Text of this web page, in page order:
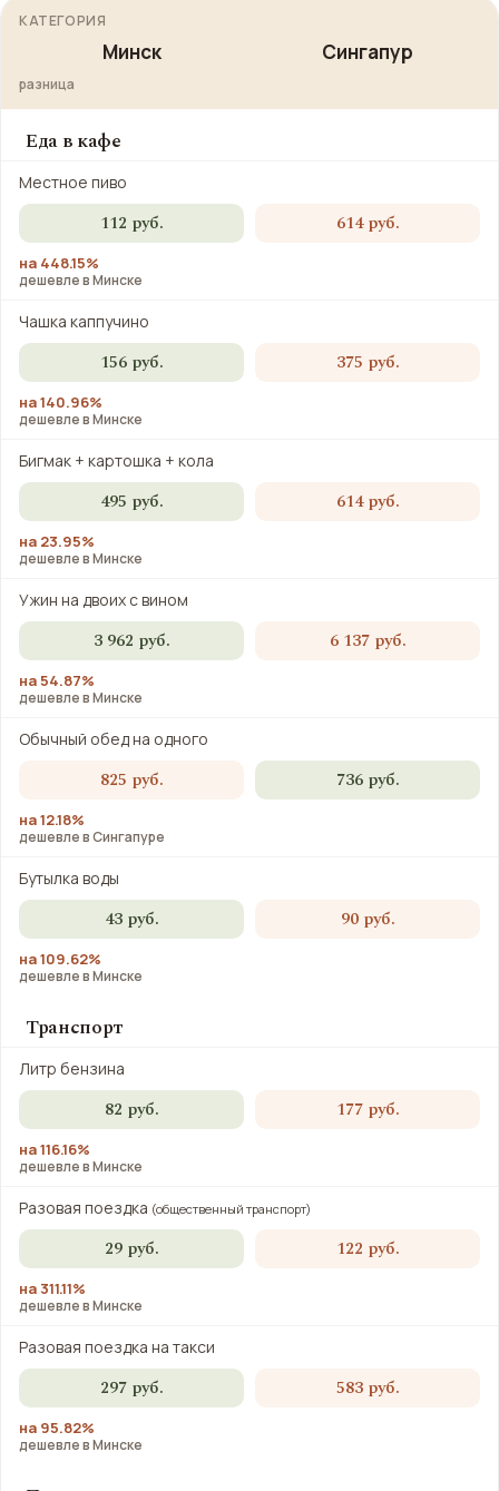
КАТЕГОРИЯ
Минск Сингапур
разница
Еда в кафе
Местное пиво
112 руб. 614 руб.
на 448.15%
дешевле в Минске
Чашка каппучино
156 руб. 375 руб.
на 140.96%
дешевле в Минске
Бигмак + картошка + кола
495 руб. 614 руб.
на 23.95%
дешевле в Минске
Ужин на двоих с вином
3 962 руб. 6 137 руб.
на 54.87%
дешевле в Минске
Обычный обед на одного
825 руб. 736 руб.
на 12.18%
дешевле в Сингапуре
Бутылка воды
43 руб. 90 руб.
на 109.62%
дешевле в Минске
Транспорт
Литр бензина
82 руб. 177 руб.
на 116.16%
дешевле в Минске
Разовая поездка (общественный транспорт)
29 руб. 122 руб.
на 311.11%
дешевле в Минске
Разовая поездка на такси
297 руб. 583 руб.
на 95.82%
дешевле в Минске